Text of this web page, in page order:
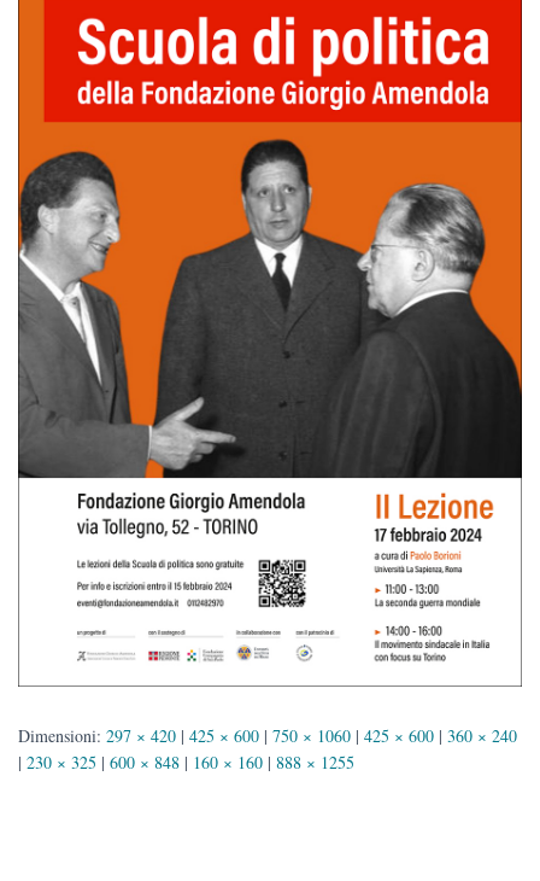
Dimensioni: 297 × 420 | 425 × 600 | 750 × 1060 | 425 × 600 | 360 × 240
| 230 × 325 | 600 × 848 | 160 × 160 | 888 × 1255